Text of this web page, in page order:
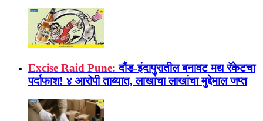
Excise Raid Pune: दौंड-इंदापुरातील बनावट मद्य रॅकेटचा
पर्दाफाश! ४ आरोपी ताब्यात, लाखांचा लाखांचा मुद्देमाल जप्त